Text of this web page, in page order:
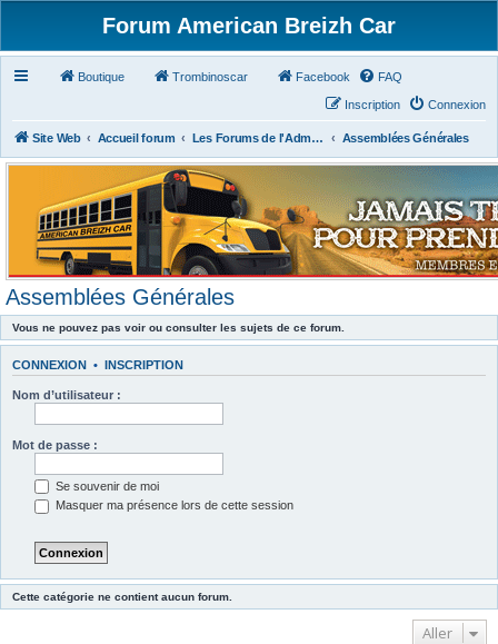
Forum American Breizh Car
Boutique Trombinoscar Facebook FAQ
Connexion
Inscription
Site Web Accueil forum Les Forums de l'Administration Assemblées Générales
Assemblées Générales
Vous ne pouvez pas voir ou consulter les sujets de ce forum.
CONNEXION • INSCRIPTION
Nom d’utilisateur :
Mot de passe :
Se souvenir de moi
Masquer ma présence lors de cette session
Cette catégorie ne contient aucun forum.
Aller